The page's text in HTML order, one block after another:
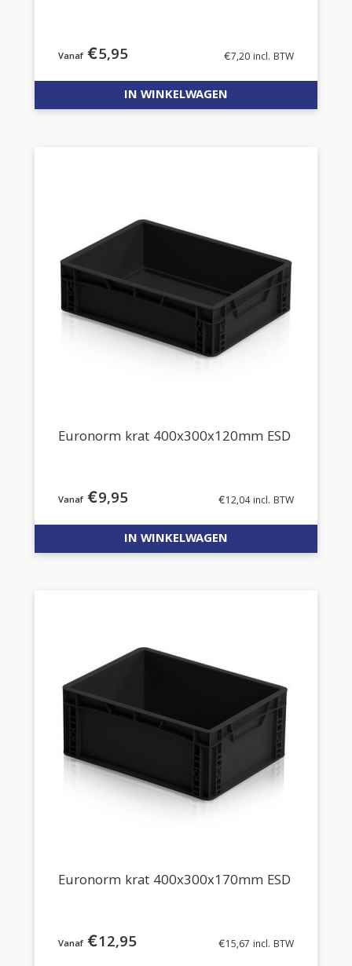
€5,95 €7,20 incl. BTW
IN WINKELWAGEN
Euronorm krat 400x300x120mm ESD
€9,95 €12,04incl. BTW
IN WINKELWAGEN
Euronorm krat 400x300x170mm ESD
€12,95 €15,67 incl. BTW